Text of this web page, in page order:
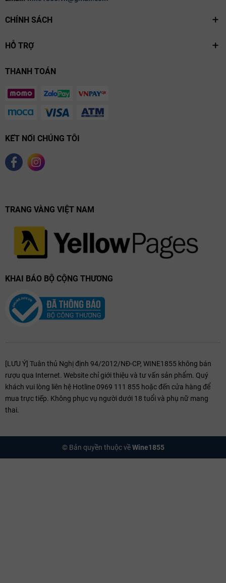
CHÍNH SÁCH
HỖ TRỢ
THANH TOÁN
KẾT NỐI CHÚNG TÔI
TRANG VÀNG VIỆT NAM
KHAI BÁO BỘ CỘNG THƯƠNG
[LƯU Ý] Tuân thủ Nghị định 94/2012/NĐ-CP, WINE1855 không bán
rượu qua Internet. Website chỉ giới thiệu và tư vấn sản phẩm. Quý
khách vui lòng liên hệ Hotline 0969 111 855 hoặc đến cửa hàng để
mua trực tiếp. Không phục vụ người dưới 18 tuổi và phụ nữ mang
thai.
© Bản quyền thuộc vềWine1855